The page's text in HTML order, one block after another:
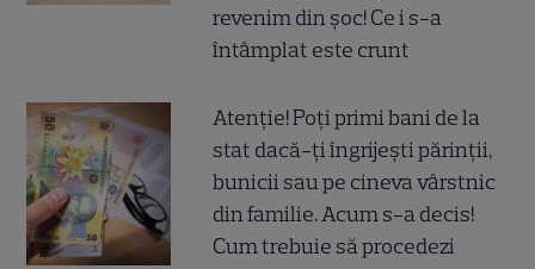
revenim din șoc! Ce i s-a
întâmplat este crunt
Atenție! Poți primi bani de la
stat dacă-ți îngrijești părinții,
bunicii sau pe cineva vârstnic
din familie. Acum s-a decis!
Cum trebuie să procedezi